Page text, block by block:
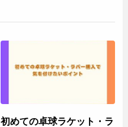
初めての卓球ラケット・ラ